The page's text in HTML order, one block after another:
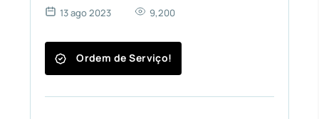
13 ago 2023 9,200
Ordem de Serviço!